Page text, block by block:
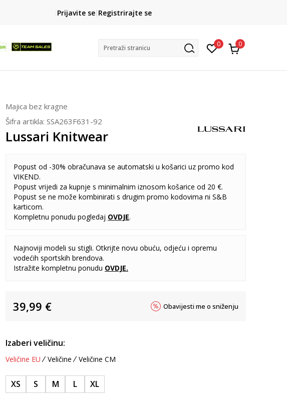
CLICK& COLLECT
besplatno preuzimanje u trgovini
Prijavite se Registrirajte se
Pretraži stranicu 0 0
Majica bez kragne
Šifra artikla: SSA263F631-92
Lussari Knitwear
Popust od -30% obračunava se automatski u košarici uz promo kod
VIKEND.
Popust vrijedi za kupnje s minimalnim iznosom košarice od 20 €.
Popust se ne može kombinirati s drugim promo kodovima ni S&B
karticom.
Kompletnu ponudu pogledaj OVDJE.
Najnoviji modeli su stigli. Otkrijte novu obuću, odjeću i opremu
vodećih sportskih brendova.
Istražite kompletnu ponudu OVDJE.
39,99 € Obavijesti me o sniženju
Izaberi veličinu:
Veličine EU Veličine Veličine CM
XS S M L XL